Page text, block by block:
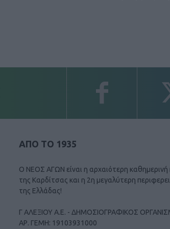
ΑΠΟ ΤΟ 1935
Ο ΝΕΟΣ ΑΓΩΝ είναι η αρχαιότερη
της Καρδίτσας και η 2η μεγαλύτερη
της Ελλάδας!
Γ ΑΛΕΞΙΟΥ Α.Ε. - ΔΗΜΟΣΙΟΓΡΑΦΙΚΟΣ
ΑΡ. ΓΕΜΗ: 19103931000